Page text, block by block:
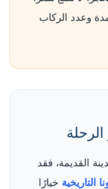
وعدد الركاب
القديمة، فقد
التاريخية خيارًا